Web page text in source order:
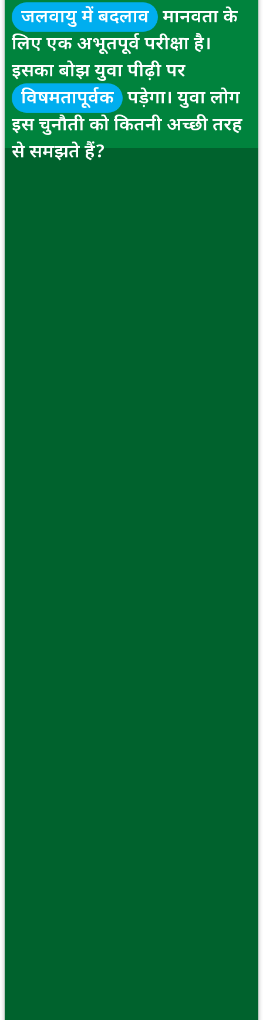
जलवायु में बदलाव मानवता के
लिए एक अभूतपूर्व परीक्षा है।
इसका बोझ युवा पीढ़ी पर
विषमतापूर्वक पड़ेगा। युवा लोग
इस चुनौती को कितनी अच्छी तरह
से समझते हैं?